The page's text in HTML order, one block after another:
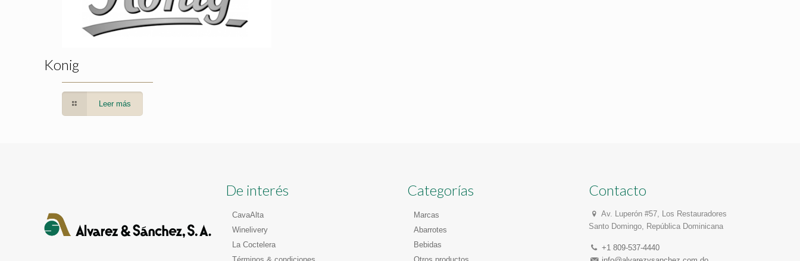
Konig
Leer más
De interés
CavaAlta
Winelivery
La Coctelera
Categorías
Marcas
Abarrotes
Bebidas
Contacto
Av. Luperón #57, Los Restauradores
Santo Domingo, República Dominicana
+1 809-537-4440